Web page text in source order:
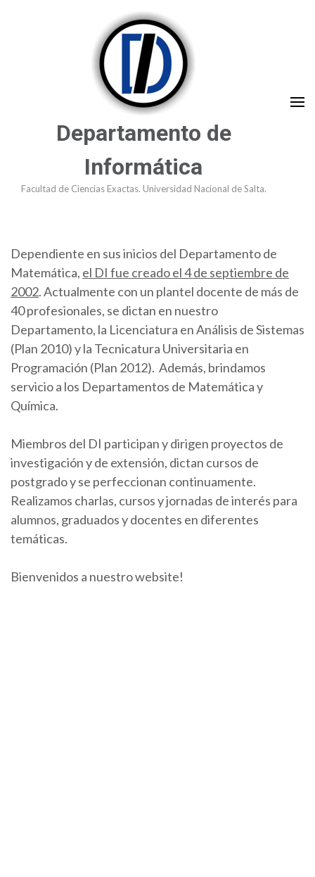
Departamento de
Informática
Facultad de Ciencias Exactas. Universidad Nacional de Salta.
Dependiente en sus inicios del Departamento de
Matemática, el DI fue creado el 4 de septiembre de
2002. Actualmente con un plantel docente de más de
40 profesionales, se dictan en nuestro
Departamento, la Licenciatura en Análisis de Sistemas
(Plan 2010) y la Tecnicatura Universitaria en
Programación (Plan 2012). Además, brindamos
servicio a los Departamentos de Matemática y
Química.
Miembros del DI participan y dirigen proyectos de
investigación y de extensión, dictan cursos de
postgrado y se perfeccionan continuamente.
Realizamos charlas, cursos y jornadas de interés para
alumnos, graduados y docentes en diferentes
temáticas.
Bienvenidos a nuestro website!